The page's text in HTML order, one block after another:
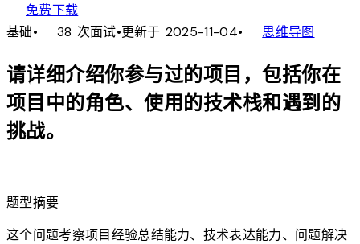
免费下载
基础• 38 次面试•更新于 2025-11-04• account_tree思维导图
请详细介绍你参与过的项目，包括你在
项目中的角色、使用的技术栈和遇到的
挑战。
题型摘要
这个问题考察项目经验总结能力、技术表达能力、问题解决